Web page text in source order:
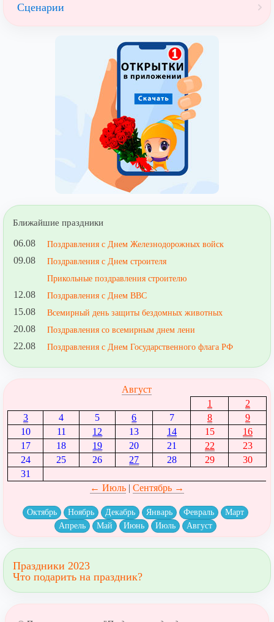
Сценарии
Ближайшие праздники
06.08 Поздравления с Днем Железнодорожных войск
09.08
Поздравления с Днем строителя
Прикольные поздравления строителю
12.08 Поздравления с Днем ВВС
15.08 Всемирный день защиты бездомных животных
20.08 Поздравления со всемирным днем лени
22.08 Поздравления с Днем Государственного флага РФ
Август
1
2
3
4 5 6 7 8
9
10
11 12 13 14 15
16
17
18 19 20 21 22
23
24
25 26 27 28 29
30
31
← Июль| Сентябрь →
Октябрь Ноябрь Декабрь Январь Февраль
Март
Апрель
Май Июнь Июль Август
Праздники 2023
Что подарить на праздник?